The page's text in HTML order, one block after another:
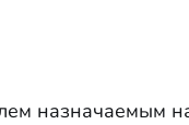
назначаемым